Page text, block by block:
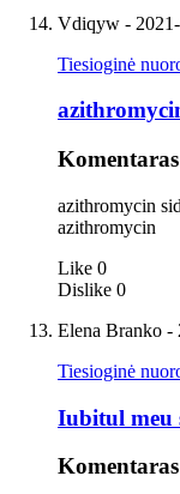
Vdiqyw -
Tiesioginė
Komentaras
azithromycin
azithromycin
Like 0
Dislike 0
Elena Branko -
Tiesioginė
Iubitul meu
Komentaras